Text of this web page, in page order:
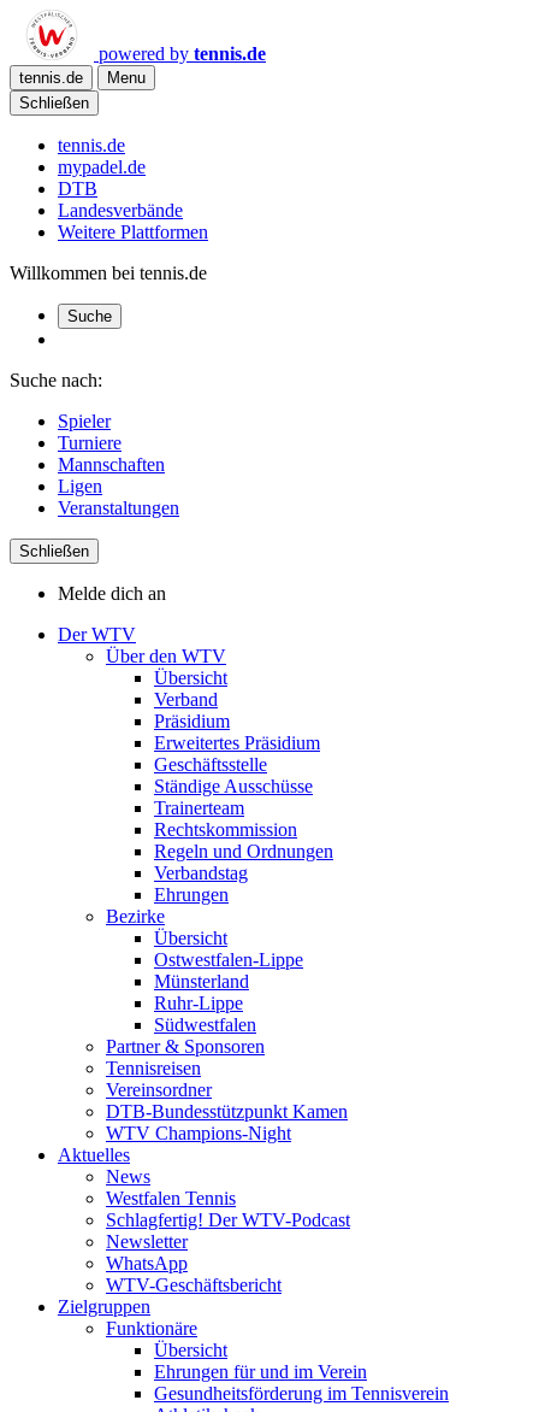
powered by tennis.de
tennis.de
Menu
Schließen
tennis.de
mypadel.de
DTB
Landesverbände
Weitere Plattformen
Willkommen bei tennis.de
Suche
Suche nach:
Spieler
Turniere
Mannschaften
Ligen
Veranstaltungen
Schließen
Melde dich an
Der WTV
Über den WTV
Übersicht
Verband
Präsidium
Erweitertes Präsidium
Geschäftsstelle
Ständige Ausschüsse
Trainerteam
Rechtskommission
Regeln und Ordnungen
Verbandstag
Ehrungen
Bezirke
Übersicht
Ostwestfalen-Lippe
Münsterland
Ruhr-Lippe
Südwestfalen
Partner & Sponsoren
Tennisreisen
Vereinsordner
DTB-Bundesstützpunkt Kamen
WTV Champions-Night
Aktuelles
News
Westfalen Tennis
Schlagfertig! Der WTV-Podcast
Newsletter
WhatsApp
WTV-Geschäftsbericht
Zielgruppen
Funktionäre
Übersicht
Ehrungen für und im Verein
Gesundheitsförderung im Tennisverein